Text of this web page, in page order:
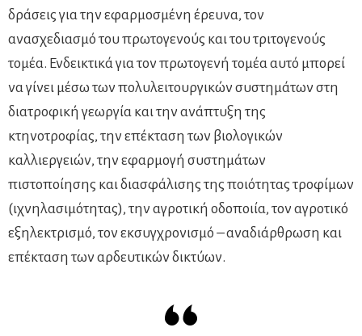
δράσεις για την εφαρμοσμένη έρευνα, τον
ανασχεδιασμό του πρωτογενούς και του τριτογενούς
τομέα. Ενδεικτικά για τον πρωτογενή τομέα αυτό μπορεί
να γίνει μέσω των πολυλειτουργικών συστημάτων στη
διατροφική γεωργία και την ανάπτυξη της
κτηνοτροφίας, την επέκταση των βιολογικών
καλλιεργειών, την εφαρμογή συστημάτων
πιστοποίησης και διασφάλισης της ποιότητας τροφίμων
(ιχνηλασιµότητας), την αγροτική οδοποιία, τον αγροτικό
εξηλεκτρισμό, τον εκσυγχρονισμό – αναδιάρθρωση και
επέκταση των αρδευτικών δικτύων.